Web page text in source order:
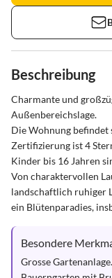
Beschreibung
Charmante und
Außenbereichslage.
Die Wohnung befindet
Zertifizierung ist 4
Kinder bis 16 Jahren
Von charaktervollen
landschaftlich ruhiger
ein Blütenparadies,
Besondere
Grosse Gartenanlage.